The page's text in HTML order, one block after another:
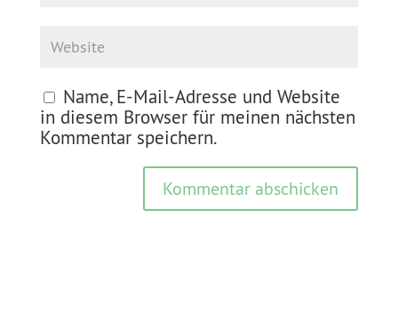
Name, E-Mail-Adresse und Website
in diesem Browser für meinen nächsten
Kommentar speichern.
Kommentar abschicken